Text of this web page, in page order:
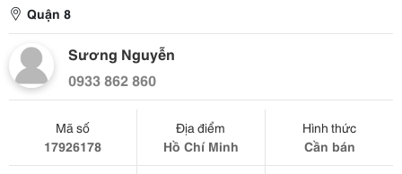
Quận 8
Sương Nguyễn
0933 862 860
Mã số
17926178
Địa điểm
Hồ Chí Minh
Hình thức
Cần bán